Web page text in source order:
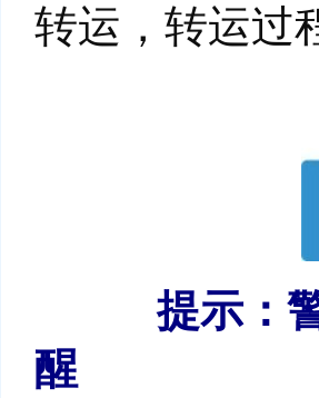
转运，转运过
提示：警
醒